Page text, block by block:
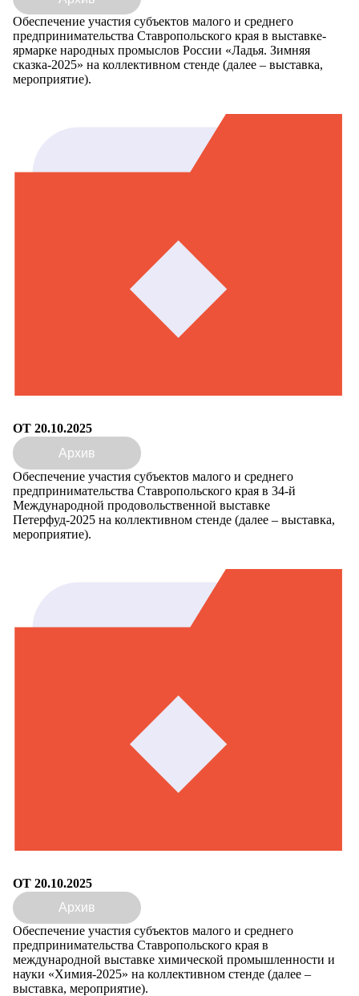
Обеспечение участия субъектов малого и среднего
предпринимательства Ставропольского края в выставке-
ярмарке народных промыслов России «Ладья. Зимняя
сказка-2025» на коллективном стенде (далее – выставка,
мероприятие).
ОТ 20.10.2025
Архив
Обеспечение участия субъектов малого и среднего
предпринимательства Ставропольского края в 34-й
Международной продовольственной выставке
Петерфуд-2025 на коллективном стенде (далее – выставка,
мероприятие).
ОТ 20.10.2025
Архив
Обеспечение участия субъектов малого и среднего
предпринимательства Ставропольского края в
международной выставке химической промышленности и
науки «Химия-2025» на коллективном стенде (далее –
выставка, мероприятие).